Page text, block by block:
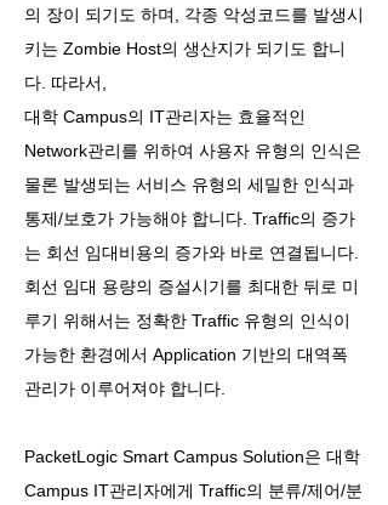
의 장이 되기도 하며, 각종 악성코드를 발생시
키는 Zombie Host의 생산지가 되기도 합니
다. 따라서,
대학 Campus의 IT관리자는 효율적인
Network관리를 위하여 사용자 유형의 인식은
물론 발생되는 서비스 유형의 세밀한 인식과
통제/보호가 가능해야 합니다. Traffic의 증가
는 회선 임대비용의 증가와 바로 연결됩니다.
회선 임대 용량의 증설시기를 최대한 뒤로 미
루기 위해서는 정확한 Traffic 유형의 인식이
가능한 환경에서 Application 기반의 대역폭
관리가 이루어져야 합니다.
PacketLogic Smart Campus Solution은 대학
Campus IT관리자에게 Traffic의 분류/제어/분